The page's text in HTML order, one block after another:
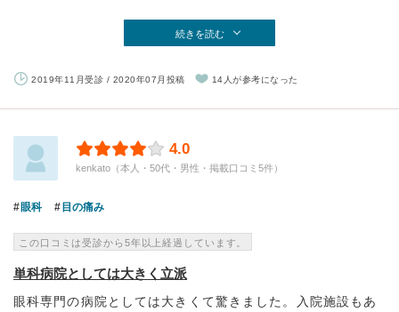
続きを読む
2019年11月受診 / 2020年07月投稿 14人が参考になった
4.0
kenkato（本人・50代・男性・掲載口コミ5件）
眼科 目の痛み
この口コミは受診から5年以上経過しています。
単科病院としては大きく立派
眼科専門の病院としては大きくて驚きました。入院施設もあ